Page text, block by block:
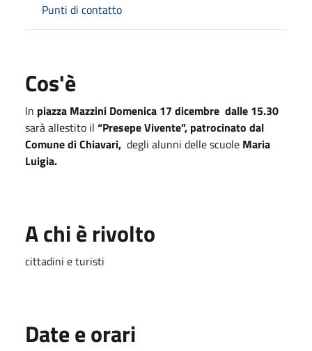
Punti di contatto
Cos'è
In piazza Mazzini Domenica 17 dicembre dalle 15.30
sarà allestito il “Presepe Vivente”, patrocinato dal
Comune di Chiavari, degli alunni delle scuole Maria
Luigia.
A chi è rivolto
cittadini e turisti
Date e orari